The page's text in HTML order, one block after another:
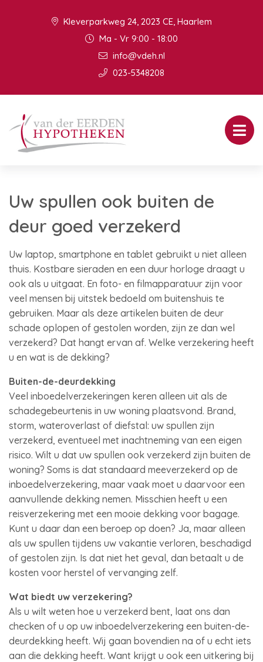
Kleverparkweg 24, 2023 CE, Haarlem
Ma - Vr 9:00 - 18:00
info@vdeh.nl
023-5348208
Uw spullen ook buiten de
deur goed verzekerd
Uw laptop, smartphone en tablet gebruikt u niet alleen
thuis. Kostbare sieraden en een duur horloge draagt u
ook als u uitgaat. En foto- en filmapparatuur zijn voor
veel mensen bij uitstek bedoeld om buitenshuis te
gebruiken. Maar als deze artikelen buiten de deur
schade oplopen of gestolen worden, zijn ze dan wel
verzekerd? Dat hangt ervan af. Welke verzekering heeft
u en wat is de dekking?
Buiten-de-deurdekking
Veel inboedelverzekeringen keren alleen uit als de
schadegebeurtenis in uw woning plaatsvond. Brand,
storm, wateroverlast of diefstal: uw spullen zijn
verzekerd, eventueel met inachtneming van een eigen
risico. Wilt u dat uw spullen ook verzekerd zijn buiten de
woning? Soms is dat standaard meeverzekerd op de
inboedelverzekering, maar vaak moet u daarvoor een
aanvullende dekking nemen. Misschien heeft u een
reisverzekering met een mooie dekking voor bagage.
Kunt u daar dan een beroep op doen? Ja, maar alleen
als uw spullen tijdens uw vakantie verloren, beschadigd
of gestolen zijn. Is dat niet het geval, dan betaalt u de
kosten voor herstel of vervanging zelf.
Wat biedt uw verzekering?
Als u wilt weten hoe u verzekerd bent, laat ons dan
checken of u op uw inboedelverzekering een buiten-de-
deurdekking heeft. Wij gaan bovendien na of u echt iets
aan die dekking heeft. Want krijgt u ook een uitkering bij